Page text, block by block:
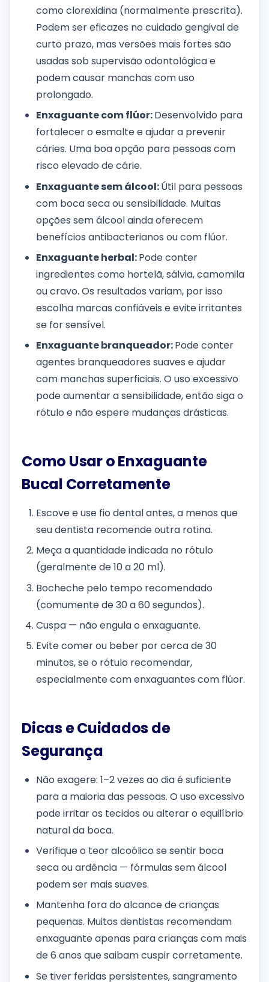
como clorexidina (normalmente prescrita).
Podem ser eficazes no cuidado gengival de
curto prazo, mas versões mais fortes são
usadas sob supervisão odontológica e
podem causar manchas com uso
prolongado.
Enxaguante com flúor:Desenvolvido para
fortalecer o esmalte e ajudar a prevenir
cáries. Uma boa opção para pessoas com
risco elevado de cárie.
Enxaguante sem álcool:Útil para pessoas
com boca seca ou sensibilidade. Muitas
opções sem álcool ainda oferecem
benefícios antibacterianos ou com flúor.
Enxaguante herbal:Pode conter
ingredientes como hortelã, sálvia, camomila
ou cravo. Os resultados variam, por isso
escolha marcas confiáveis e evite irritantes
se for sensível.
Enxaguante branqueador:Pode conter
agentes branqueadores suaves e ajudar
com manchas superficiais. O uso excessivo
pode aumentar a sensibilidade, então siga o
rótulo e não espere mudanças drásticas.
Como Usar o Enxaguante
Bucal Corretamente
Escove e use fio dental antes, a menos que
seu dentista recomende outra rotina.
Meça a quantidade indicada no rótulo
(geralmente de 10 a 20 ml).
Bocheche pelo tempo recomendado
(comumente de 30 a 60 segundos).
Cuspa — não engula o enxaguante.
Evite comer ou beber por cerca de 30
minutos, se o rótulo recomendar,
especialmente com enxaguantes com flúor.
Dicas e Cuidados de
Segurança
Não exagere: 1–2 vezes ao dia é suficiente
para a maioria das pessoas. O uso excessivo
pode irritar os tecidos ou alterar o equilíbrio
natural da boca.
Verifique o teor alcoólico se sentir boca
seca ou ardência — fórmulas sem álcool
podem ser mais suaves.
Mantenha fora do alcance de crianças
pequenas. Muitos dentistas recomendam
enxaguante apenas para crianças com mais
de 6 anos que saibam cuspir corretamente.
Se tiver feridas persistentes, sangramento